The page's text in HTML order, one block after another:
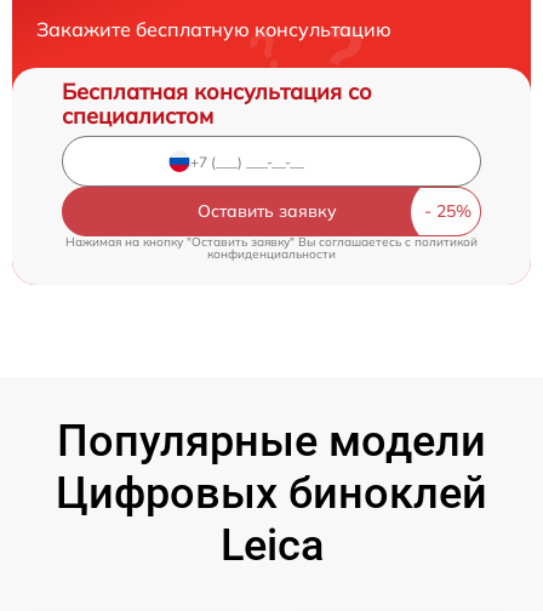
Закажите бесплатную консультацию
Бесплатная консультация со
специалистом
Оставить заявку
Нажимая на кнопку "Оставить заявку" Вы соглашаетесь cполитикой
конфиденциальности
Популярные модели
Цифровых биноклей
Leica